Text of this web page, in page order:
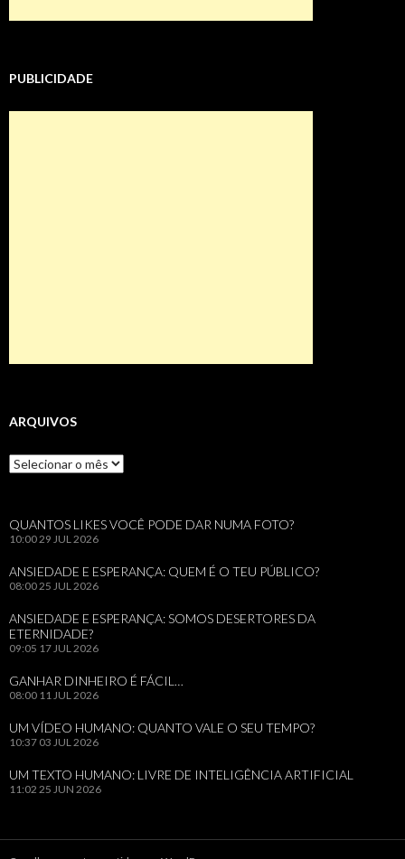
PUBLICIDADE
ARQUIVOS
Arquivos
QUANTOS LIKES VOCÊ PODE DAR NUMA FOTO?
10:00 29 JUL 2026
ANSIEDADE E ESPERANÇA: QUEM É O TEU PÚBLICO?
08:00 25 JUL 2026
ANSIEDADE E ESPERANÇA: SOMOS DESERTORES DA
ETERNIDADE?
09:05 17 JUL 2026
GANHAR DINHEIRO É FÁCIL…
08:00 11 JUL 2026
UM VÍDEO HUMANO: QUANTO VALE O SEU TEMPO?
10:37 03 JUL 2026
UM TEXTO HUMANO: LIVRE DE INTELIGÊNCIA ARTIFICIAL
11:02 25 JUN 2026